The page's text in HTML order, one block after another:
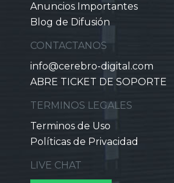
Anuncios Importantes
Blog de Difusión
CONTACTANOS
info@cerebro-digital.com
ABRE TICKET DE SOPORTE
TERMINOS LEGALES
Terminos de Uso
Políticas de Privacidad
LIVE CHAT